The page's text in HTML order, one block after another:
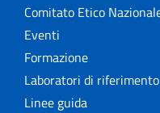
Comitato Etico
Eventi
Formazione
Laboratori di riferimento
Linee guida